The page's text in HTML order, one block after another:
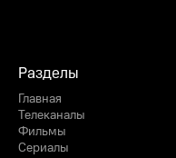
Разделы
Главная
Телеканалы
Фильмы
Сериалы